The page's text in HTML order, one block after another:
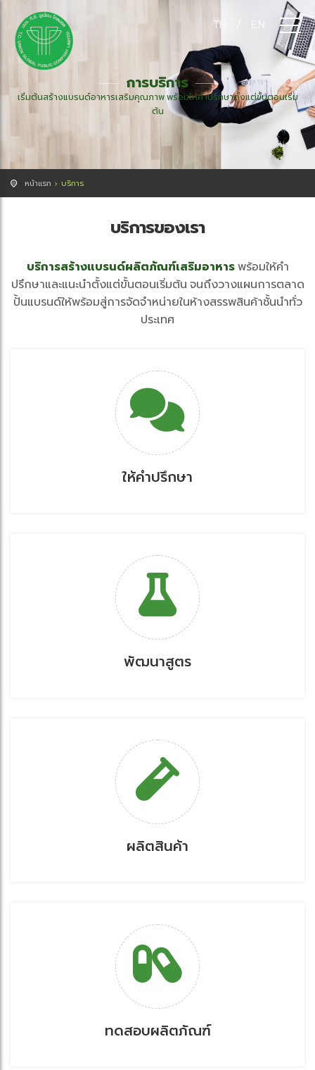
TH EN
การบริการ
เริ่มต้นสร้างแบรนด์อาหารเสริมคุณภาพ พร้อมให้คำปรึกษาตั้งแต่ขั้นตอนเริ่ม
ต้น
หน้าแรก บริการ
บริการของเรา
บริการสร้างแบรนด์ผลิตภัณฑ์เสริมอาหารพร้อมให้คำ
ปรึกษาและแนะนำตั้งแต่ขั้นตอนเริ่มต้น จนถึงวางแผนการตลาด
ปั้นแบรนด์ให้พร้อมสู่การจัดจำหน่ายในห้างสรรพสินค้าชั้นนำทั่ว
ประเทศ
ให้คำปรึกษา
พัฒนาสูตร
ผลิตสินค้า
ทดสอบผลิตภัณฑ์